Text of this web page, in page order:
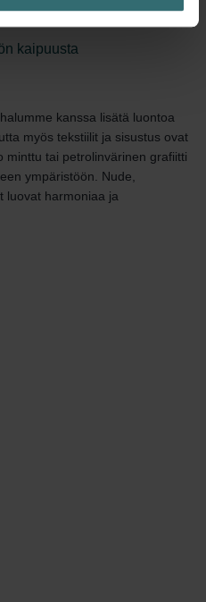
kaipuusta
kanssa lisätä luontoa
myös tekstiilit ja sisustus ovat
minttu tai petrolinvärinen grafiitti
ympäristöön. Nude,
luovat harmoniaa ja